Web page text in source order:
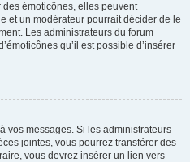
émoticônes, elles peuvent
et un modérateur pourrait décider de le
Les administrateurs du forum
qu’il est possible d’insérer
vos messages. Si les administrateurs
jointes, vous pourrez transférer des
vous devrez insérer un lien vers